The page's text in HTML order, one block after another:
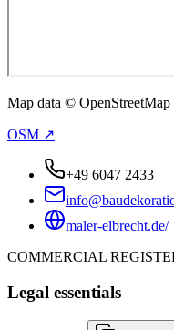
Map data © OpenStreetMap
OSM ↗
+49 6047 2433
maler-elbrecht.de/
COMMERCIAL
Legal essentials